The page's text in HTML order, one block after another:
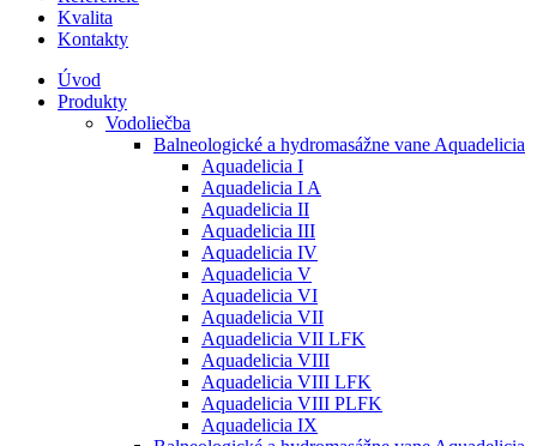
Kvalita
Kontakty
Úvod
Produkty
Vodoliečba
Balneologické a hydromasážne vane Aquadelicia
Aquadelicia I
Aquadelicia I A
Aquadelicia II
Aquadelicia III
Aquadelicia IV
Aquadelicia V
Aquadelicia VI
Aquadelicia VII
Aquadelicia VII LFK
Aquadelicia VIII
Aquadelicia VIII LFK
Aquadelicia VIII PLFK
Aquadelicia IX